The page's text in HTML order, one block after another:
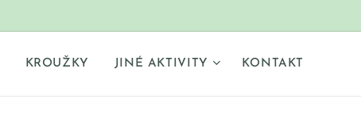
KROUŽKY JINÉ AKTIVITY KONTAKT